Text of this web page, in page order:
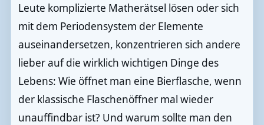
Leute komplizierte Matherätsel lösen oder sich
mit dem Periodensystem der Elemente
auseinandersetzen, konzentrieren sich andere
lieber auf die wirklich wichtigen Dinge des
Lebens: Wie öffnet man eine Bierflasche, wenn
der klassische Flaschenöffner mal wieder
unauffindbar ist? Und warum sollte man den